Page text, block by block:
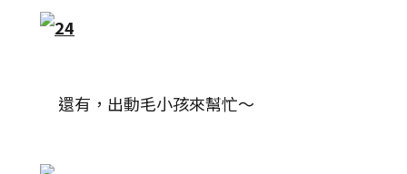
還有，出動毛小孩來幫忙～